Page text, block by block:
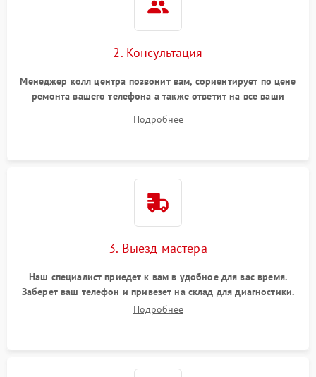
2. Консультация
Менеджер колл центра позвонит вам, сориентирует по цене
ремонта вашего телефона а также ответит на все ваши
Подробнее
3. Выезд мастера
Наш специалист приедет к вам в удобное для вас время.
Заберет ваш телефон и привезет на склад для диагностики.
Подробнее